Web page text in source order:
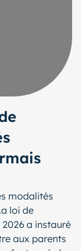
modalités
loi de
a instauré
aux parents